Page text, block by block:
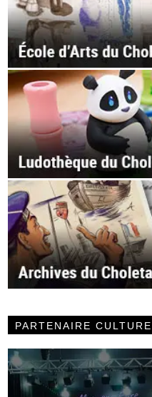
PARTENAIRE